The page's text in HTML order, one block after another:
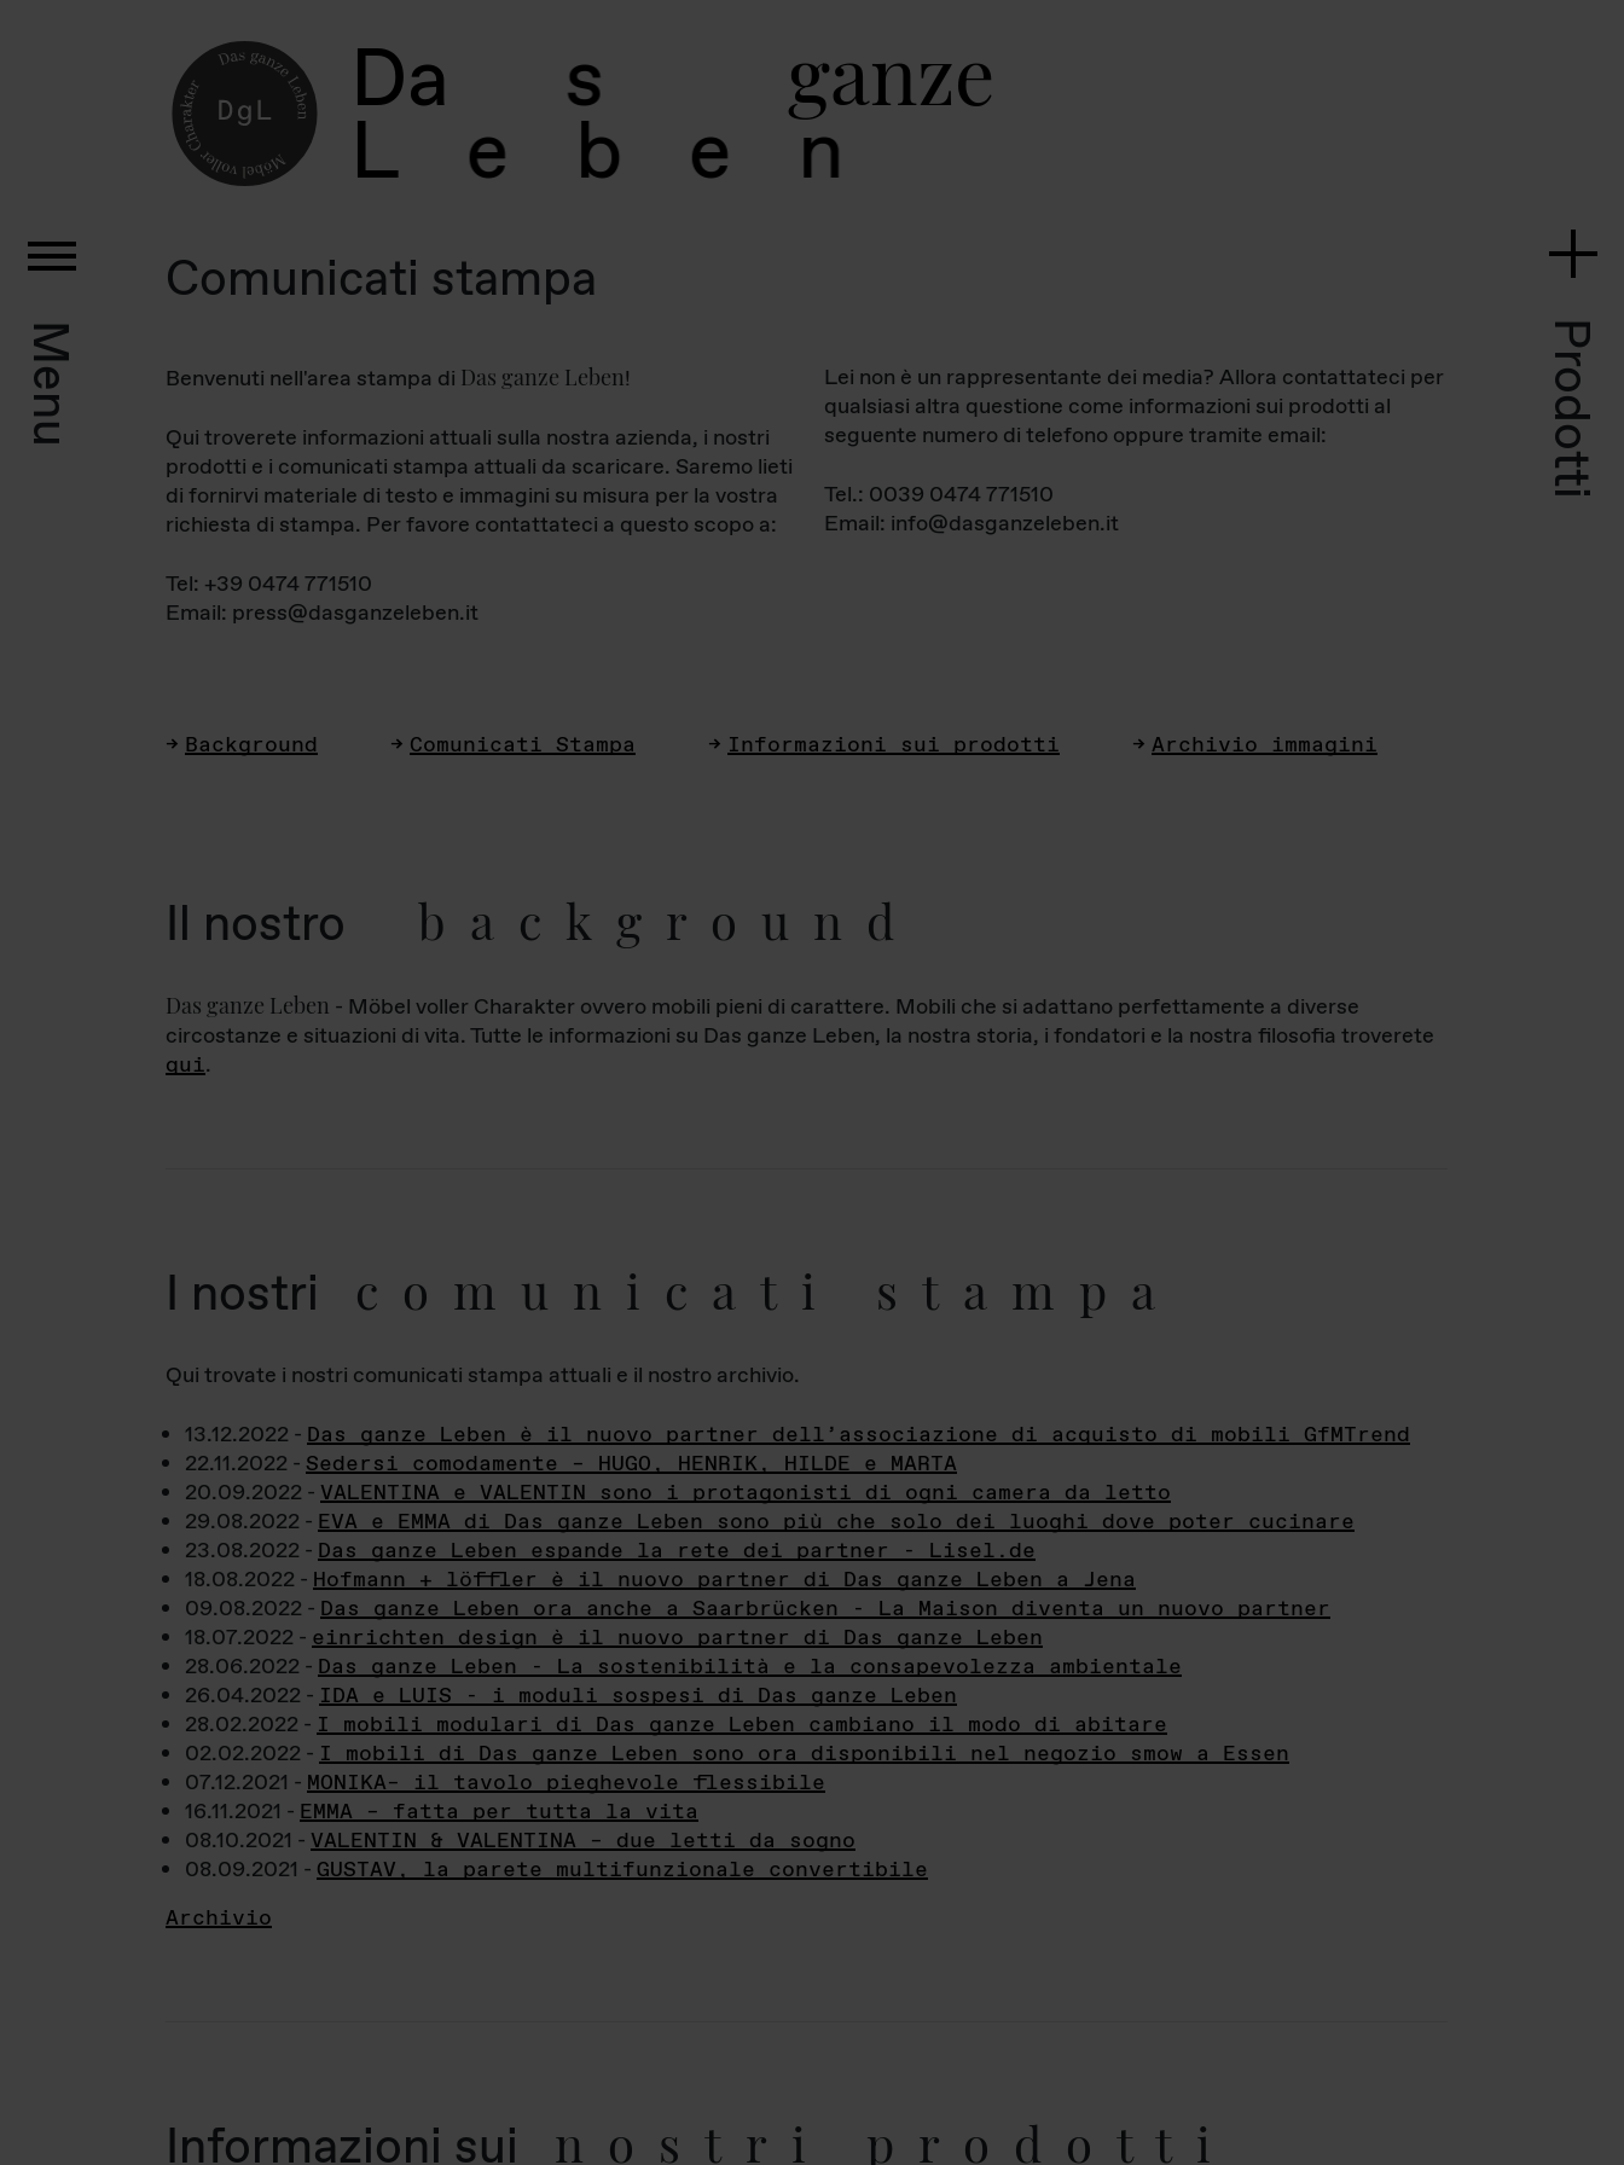
Da s ganz
L e b e
Menu Prodotti
Comunicati stampa
Benvenuti nell'area stampa di Das ganze Leben!
Qui troverete informazioni attuali sulla nostra azienda, i nostri
prodotti e i comunicati stampa attuali da scaricare. Saremo lieti
di fornirvi materiale di testo e immagini su misura per la vostra
richiesta di stampa. Per favore contattateci a questo scopo a:
Tel: +39 0474 771510
Email: press@dasganzeleben.it
Lei non è un rappresentante dei media? Allora contattateci per
qualsiasi altra questione come informazioni sui prodotti al
seguente numero di telefono oppure tramite email:
Tel.: 0039 0474 771510
Email: info@dasganzeleben.it
Background Comunicati Stampa Informazioni sui prodotti Archivio immagini
Il nostro background
Das ganze Leben - Möbel voller Charakter ovvero mobili pieni di carattere. Mobili che si adattano perfettamente a diverse
circostanze e situazioni di vita. Tutte le informazioni su Das ganze Leben, la nostra storia, i fondatori e la nostra filosofia troverete
qui.
I nostri comunicati stampa
Qui trovate i nostri comunicati stampa attuali e il nostro archivio.
13.12.2022 - Das ganze Leben è il nuovo partner dell’associazione di acquisto di mobili GfMTrend
22.11.2022 - Sedersi comodamente – HUGO, HENRIK, HILDE e MARTA
20.09.2022 - VALENTINA e VALENTIN sono i protagonisti di ogni camera da letto
29.08.2022 - EVA e EMMA di Das ganze Leben sono più che solo dei luoghi dove poter cucinare
23.08.2022 - Das ganze Leben espande la rete dei partner - Lisel.de
18.08.2022 - Hofmann + löffler è il nuovo partner di Das ganze Leben a Jena
09.08.2022 - Das ganze Leben ora anche a Saarbrücken - La Maison diventa un nuovo partner
18.07.2022 - einrichten design è il nuovo partner di Das ganze Leben
28.06.2022 - Das ganze Leben - La sostenibilità e la consapevolezza ambientale
26.04.2022 - IDA e LUIS - i moduli sospesi di Das ganze Leben
28.02.2022 - I mobili modulari di Das ganze Leben cambiano il modo di abitare
02.02.2022 - I mobili di Das ganze Leben sono ora disponibili nel negozio smow a Essen
07.12.2021 - MONIKA– il tavolo pieghevole flessibile
16.11.2021 - EMMA – fatta per tutta la vita
08.10.2021 - VALENTIN & VALENTINA – due letti da sogno
08.09.2021 - GUSTAV, la parete multifunzionale convertibile
Archivio
Informazioni sui nostri prodotti